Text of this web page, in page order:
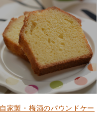
自家製・梅酒のパウンドケー